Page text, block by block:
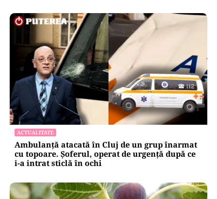
ACTUALITATE
Ambulanță atacată în Cluj de un grup înarmat
cu topoare. Șoferul, operat de urgență după ce
i-a intrat sticlă în ochi